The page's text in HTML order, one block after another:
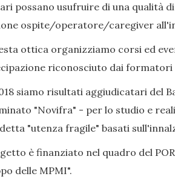
possano usufruire di una qualità
ospite/operatore/caregiver
ottica organizziamo corsi ed
riconosciuto dai
siamo risultati aggiudicatari del
"Novifra" - per lo studio e
"utenza fragile" basati
è finanziato nel quadro del
delle MPMI".